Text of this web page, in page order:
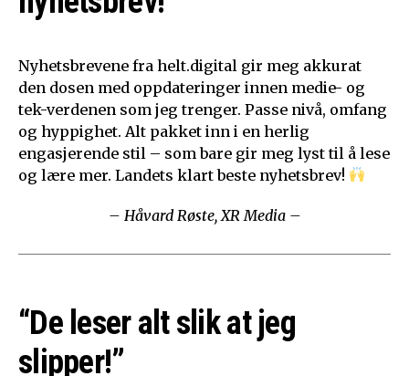
Nyhetsbrevene fra helt.digital gir meg akkurat
den dosen med oppdateringer innen medie- og
tek-verdenen som jeg trenger. Passe nivå, omfang
og hyppighet. Alt pakket inn i en herlig
engasjerende stil – som bare gir meg lyst til å lese
og lære mer. Landets klart beste nyhetsbrev!
– Håvard Røste, XR Media –
“De leser alt slik at jeg
slipper!”